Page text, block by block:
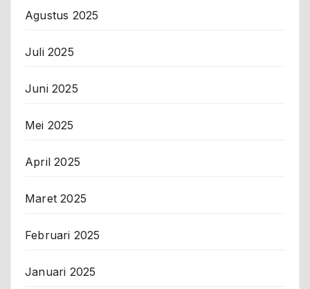
Agustus 2025
Juli 2025
Juni 2025
Mei 2025
April 2025
Maret 2025
Februari 2025
Januari 2025